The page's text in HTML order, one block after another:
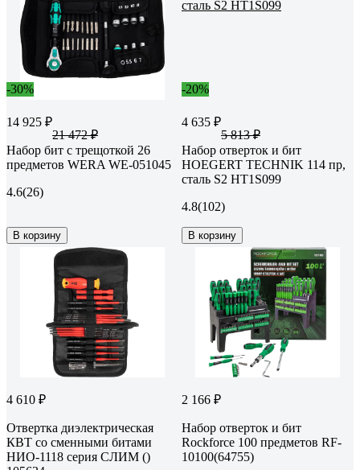
-30%
14 925 ₽
21 472 ₽
Набор бит с трещоткой 26
предметов WERA WE-051045
4.6(26)
В корзину
-20%
4 635 ₽
5 813 ₽
Набор отверток и бит
HOEGERT TECHNIK 114 пр,
сталь S2 HT1S099
4.8(102)
В корзину
4 610 ₽
Отвертка диэлектрическая
КВТ со сменными битами
НИО-1118 серия СЛИМ ()
2 166 ₽
Набор отверток и бит
Rockforce 100 предметов RF-
10100(64755)